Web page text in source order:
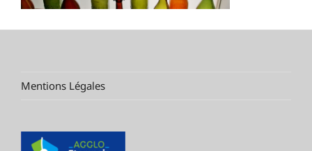
Mentions Légales